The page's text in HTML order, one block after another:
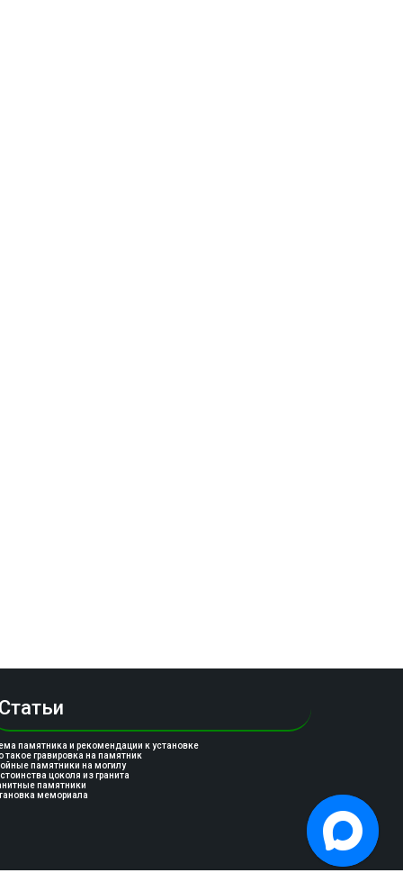
Статьи
памятника и рекомендации к установке
такое гравировка на памятник
памятники на могилу
цоколя из гранита
памятники
мемориала